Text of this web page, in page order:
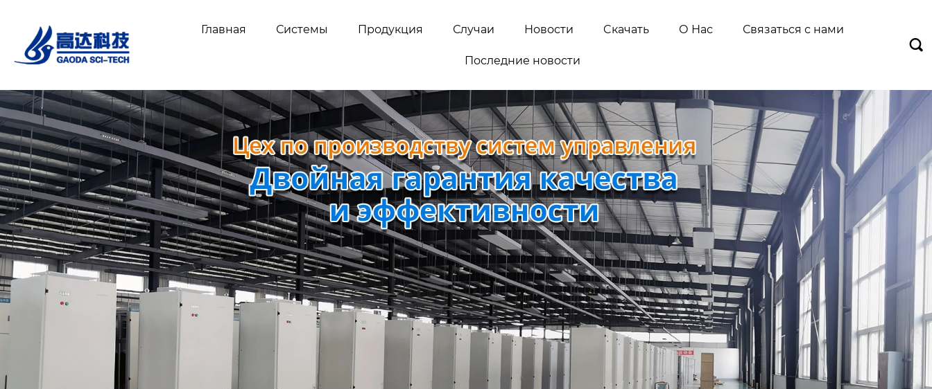
Главная Системы Продукция Случаи Новости Cкачать О Нас Связаться с нами
Последние новости
